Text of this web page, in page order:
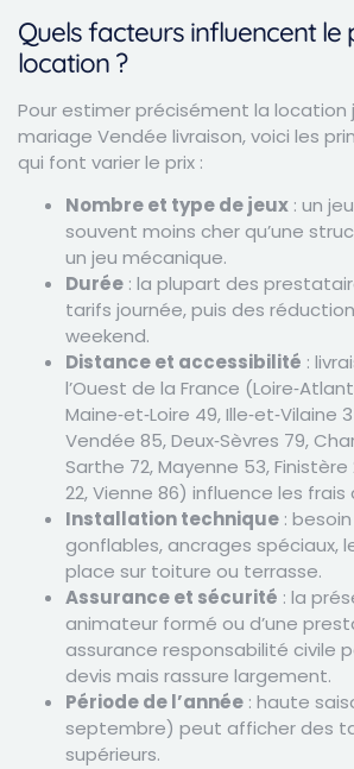
Quels facteurs influencent le
location ?
Pour estimer précisément la location
mariage Vendée livraison, voici les
qui font varier le prix :
Nombre et type de jeux : un
souvent moins cher qu’une
un jeu mécanique.
Durée : la plupart des
tarifs journée, puis des
weekend.
Distance et accessibilité :
l’Ouest de la France
Maine‑et‑Loire 49, Ille‑et‑Vilaine
Vendée 85, Deux‑Sèvres 79,
Sarthe 72, Mayenne 53, Finistère
22, Vienne 86) influence les
Installation technique :
gonflables, ancrages spéciaux,
place sur toiture ou terrasse.
Assurance et sécurité : la
animateur formé ou d’une
assurance responsabilité civile
devis mais rassure largement.
Période de l’année : haute
septembre) peut afficher des
supérieurs.